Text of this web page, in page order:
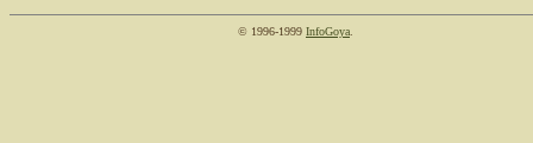
© 1996-1999 InfoGoya